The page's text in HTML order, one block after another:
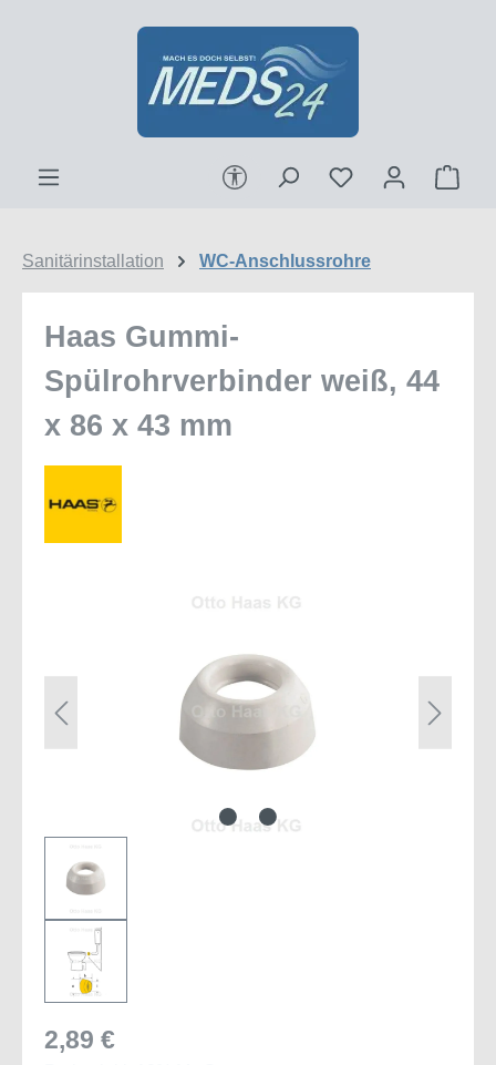
Zum Hauptinhalt springen
Werkzeugleiste anzeigen
Sanitärinstallation WC-Anschlussrohre
Haas Gummi-
Spülrohrverbinder weiß, 44
x 86 x 43 mm
Bildergalerie überspringen
2,89 €